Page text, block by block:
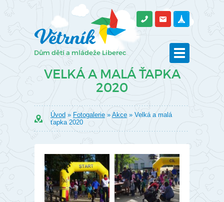
VELKÁ A MALÁ ŤAPKA
2020
Úvod » Fotogalerie » Akce » Velká a malá
ťapka 2020